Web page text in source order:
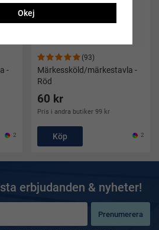
-
2
(93)
Märkessköld/märkestavla -
Röd
60 kr
Pris i andra butiker 99 kr
Köp 2
erbjudanden & nyheter!
Prenumerera
Okej